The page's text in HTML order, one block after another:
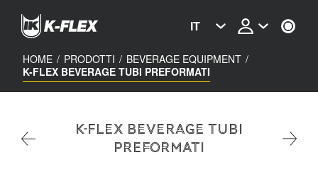
content
IT
HOME / PRODOTTI / BEVERAGE EQUIPMENT /
K-FLEX BEVERAGE TUBI PREFORMATI
K-FLEX BEVERAGE TUBI
PREFORMATI